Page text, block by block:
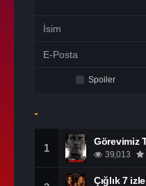
Spoiler
1
39,013
Çığlık 7 izle